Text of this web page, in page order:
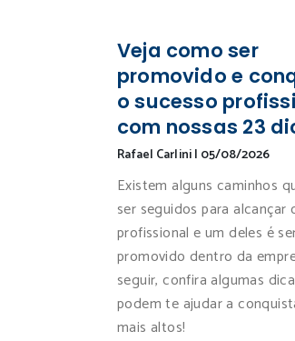
Veja como ser
promovido e
o sucesso
com nossas 23
Rafael Carlini| 05/08/2026
Existem alguns caminhos
ser seguidos para alcançar
profissional e um deles é
promovido dentro da
seguir, confira algumas
podem te ajudar a
mais altos!